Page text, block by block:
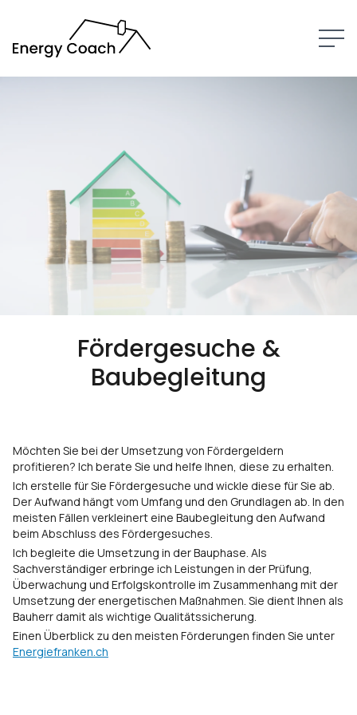
Fördergesuche &
Baubegleitung
Möchten Sie bei der Umsetzung von Fördergeldern
profitieren? Ich berate Sie und helfe Ihnen, diese zu erhalten.
Ich erstelle für Sie Fördergesuche und wickle diese für Sie ab.
Der Aufwand hängt vom Umfang und den Grundlagen ab. In den
meisten Fällen verkleinert eine Baubegleitung den Aufwand
beim Abschluss des Fördergesuches.
Ich begleite die Umsetzung in der Bauphase. Als
Sachverständiger erbringe ich Leistungen in der Prüfung,
Überwachung und Erfolgskontrolle im Zusammenhang mit der
Umsetzung der energetischen Maßnahmen. Sie dient Ihnen als
Bauherr damit als wichtige Qualitätssicherung.
Einen Überblick zu den meisten Förderungen finden Sie unter
Energiefranken.ch